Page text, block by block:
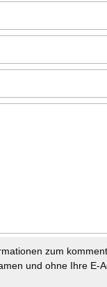
zum
und ohne Ihre E-